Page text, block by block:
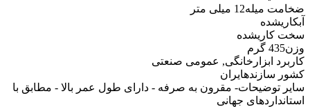
ضخامت میله12 میلی متر
آبکاریشده
سخت کاریشده
وزن435 گرم
کاربرد ابزار خانگی, عمومی صنعتی
کشور سازندهایران
سایر توضیحات- مقرون به صرفه - دارای طول عمر بالا - مطابق با
استانداردهای جهانی